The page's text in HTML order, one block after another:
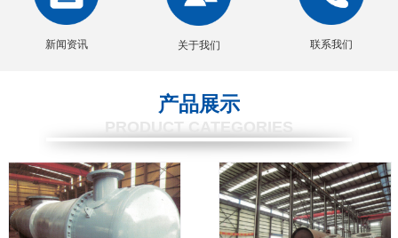
新闻资讯 关于我们 联系我们
产品展示
PRODUCT CATEGORIES